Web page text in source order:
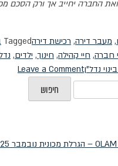
החברה יחייב אך ורק הסכם
, מעבר דירה, רכישת דירהTagged
חברה, חיי קהילה, חינוך, ילדים,
נדל"ןLeave a Comment
on